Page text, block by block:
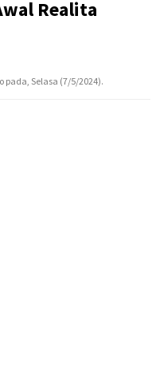
Realita
pada, Selasa (7/5/2024).